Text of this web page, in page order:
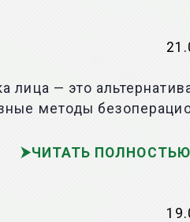
лица — это
методы
ЧИТАТЬ ПОЛНОСТЬЮ